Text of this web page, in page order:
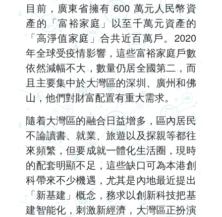
目前，廣東省擁有 600 萬元人民幣資
產的「富裕家庭」以至千萬元資產的
「高淨值家庭」合共近百萬戶。2020
年全球受疫情影響，這些富裕家庭戶數
依然減幅不大，數量仍居全國第二，而
且主要集中於大灣區的深圳、廣州和佛
山，他們對財富配置有重大需求。
隨着大灣區的融合日益增多，區內居民
不論讀書、就業、旅遊以及探親等都往
來頻繁，但要成就一體化生活圈，現時
的配套明顯不足，這些缺口可為本港創
科帶來不少機遇，尤其是內地最近提出
「新基建」概念，務求以創新科技把基
建智能化，刺激新經濟，大灣區正扮演